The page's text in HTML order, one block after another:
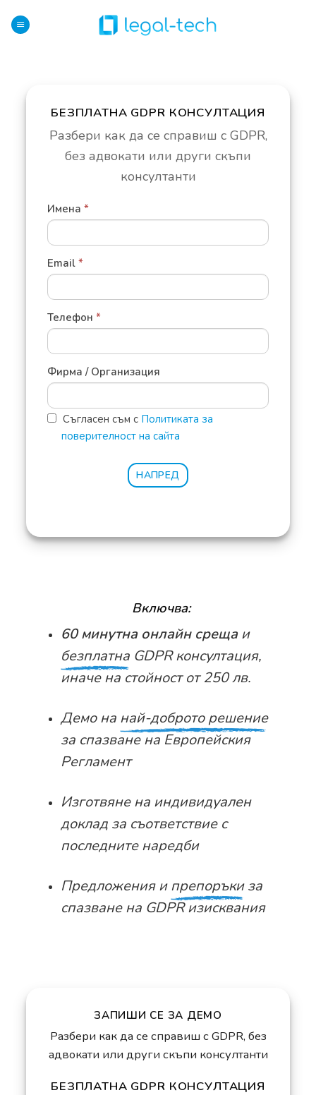
content
Включва:
60 минутна онлайн срещаи
безплатна GDPR консултация,
иначе на стойност от 250 лв.
Демо на най-доброто решение
за спазване на Европейския
Регламент
Изготвяне на индивидуален
доклад за съответствие с
последните наредби
Предложения ипрепоръкиза
спазване на GDPR изисквания
ЗАПИСВАНЕ
ДЕМО
БЕЗПЛАТНА GDPR КОНСУЛТАЦИЯ
Разбери как да се справиш с GDPR,
без адвокати или други скъпи
консултанти
Имена*
Email*
Телефон*
Фирма / Организация
Съгласен съм с Политиката за
поверителност на сайта
НАПРЕД
ЗАПИШИ СЕ ЗА ДЕМО
Разбери как да се справиш с GDPR, без
адвокати или други скъпи консултанти
ЗАПИСВАНЕ
БЕЗПЛАТНА GDPR КОНСУЛТАЦИЯ